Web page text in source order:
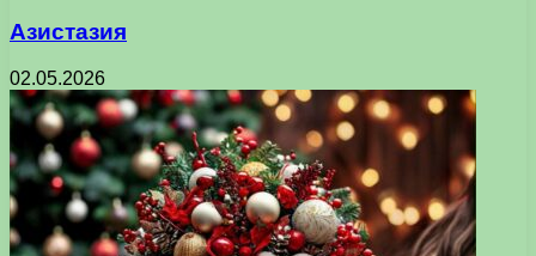
Азистазия
02.05.2026